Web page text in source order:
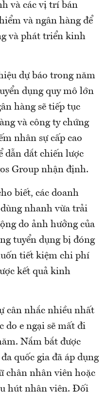
và các vị trí bán
và ngân hàng để
và phát triển kinh
dự báo trong năm
dụng quy mô lớn
hàng sẽ tiếp tục
và công ty chứng
nhân sự cấp cao
dẫn dắt chiến lược
Group nhận định.
biết, các doanh
nhanh vừa trải
do ảnh hưởng của
tuyển dụng bị đóng
tiết kiệm chi phí
kết quả kinh
cân nhắc nhiều nhất
do e ngại sẽ mất đi
Nắm bắt được
quốc gia đã áp dụng
chân nhân viên hoặc
hút nhân viên. Đối